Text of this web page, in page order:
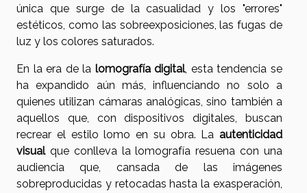
única que surge de la casualidad y los "errores"
estéticos, como las sobreexposiciones, las fugas de
luz y los colores saturados.
En la era de la lomografía digital, esta tendencia se
ha expandido aún más, influenciando no solo a
quienes utilizan cámaras analógicas, sino también a
aquellos que, con dispositivos digitales, buscan
recrear el estilo lomo en su obra. La autenticidad
visualque conlleva la lomografía resuena con una
audiencia que, cansada de las imágenes
sobreproducidas y retocadas hasta la exasperación,